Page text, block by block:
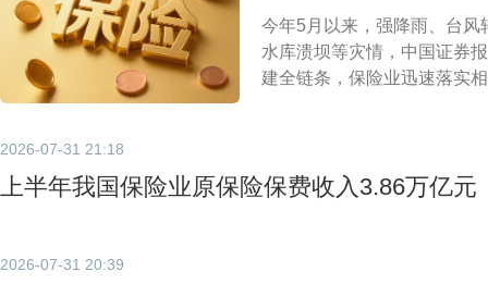
今年5月以来，强降雨、台
水库溃坝等灾情，中国证券
建全链条，保险业迅速落实
2026-07-31 21:18
上半年我国保险业原保险保费收入3.86万亿元
2026-07-31 20:39